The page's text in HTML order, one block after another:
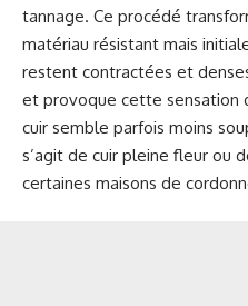
tannage. Ce procédé
matériau résistant mais
restent contractées et
et provoque cette sensation
cuir semble parfois moins
s’agit de cuir pleine fleur ou
certaines maisons de